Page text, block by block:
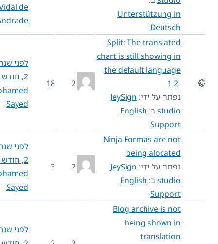
Unterstützung in
Deutsch
Vidal de
Andrade
Split: The translated
chart is still showing in
the default language
1
נפתח על ידי:JeySign
studioב:English
Support
2
לפני שנה
Mohamed
Sayed
Ninja Formas are not
being alocated
נפתח על ידי:JeySign
studioב:English
Support
2
לפני שנה
Mohamed
Sayed
Blog archive is not
being shown in
translation
לפני שנה